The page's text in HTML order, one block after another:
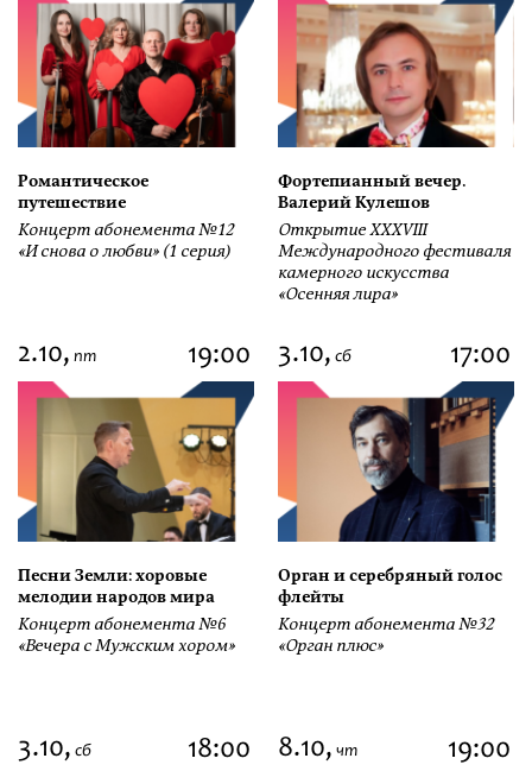
Романтическое
путешествие
Концерт абонемента №12
«И снова о любви» (1 серия)
Фортепианный вечер.
Валерий Кулешов
Открытие ХХХVIII
Международного фестиваля
камерного искусства
«Осенняя лира»
2.10, пт 19:00
Песни Земли: хоровые
мелодии народов мира
Концерт абонемента №6
«Вечера с Мужским хором»
3.10, сб 17:00
Орган и серебряный голос
флейты
Концерт абонемента №32
«Орган плюс»
3.10, сб 18:00 8.10, чт 19:00